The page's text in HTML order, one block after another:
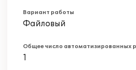
Вариант работы
Файловый
Общее число автоматизированных
1